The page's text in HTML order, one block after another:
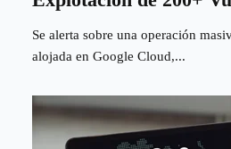
Se alerta sobre una operación
alojada en Google Cloud,...